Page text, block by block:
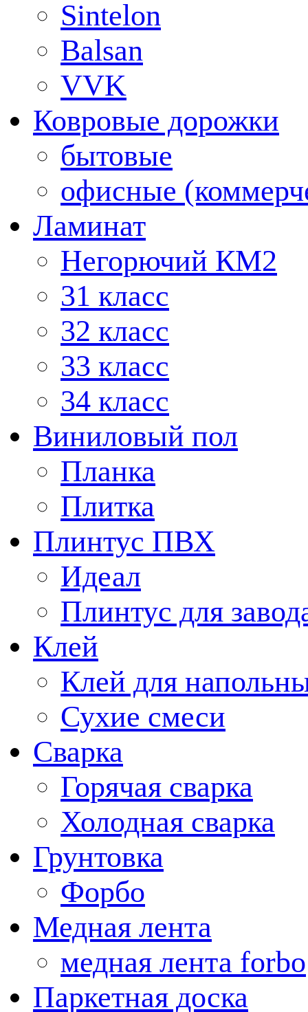
Sintelon
Balsan
VVK
Ковровые дорожки
бытовые
офисные
Ламинат
Негорючий КМ2
31 класс
32 класс
33 класс
34 класс
Виниловый пол
Планка
Плитка
Плинтус ПВХ
Идеал
Плинтус для
Клей
Клей для
Сухие смеси
Сварка
Горячая сварка
Холодная сварка
Грунтовка
Форбо
Медная лента
медная лента forbo
Паркетная доска